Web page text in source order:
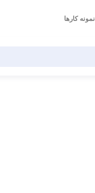
نمونه کارها